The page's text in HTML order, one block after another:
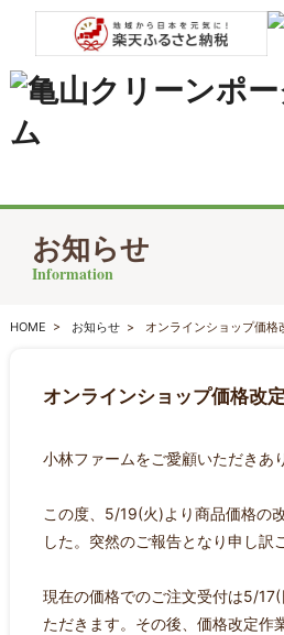
お知らせ
Information
HOME > お知らせ> オンラインショップ価格
オンラインショップ価格改
小林ファームをご愛顧いただきあ
この度、5/19(火)より商品価格の
した。突然のご報告となり申し訳
現在の価格でのご注文受付は5/
ただきます。その後、価格改定作